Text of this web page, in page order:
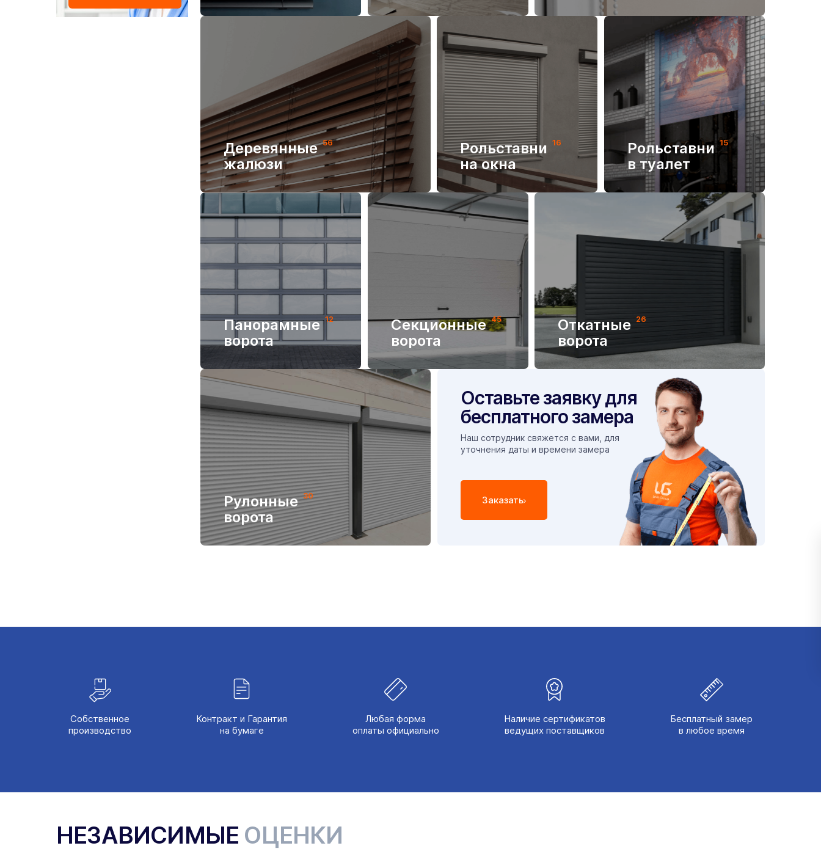
Деревянные
жалюзи
56
Рольставни
на окна
16
Рольставни
в туалет
15
Панорамные
ворота
12
Секционные
ворота
45
Откатные
ворота
26
Рулонные
ворота
30
Оставьте заявку для
бесплатного замера
Наш сотрудник свяжется с вами, для
уточнения даты и времени замера
Заказать
Собственное
производство
Контракт и Гарантия
на бумаге
Любая форма
оплаты официально
Наличие сертификатов
ведущих поставщиков
Бесплатный замер
в любое время
НЕЗАВИСИМЫЕ ОЦЕНКИ